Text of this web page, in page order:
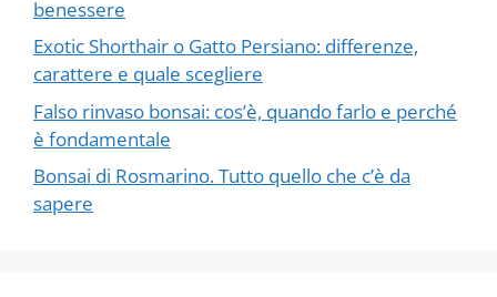
benessere
Exotic Shorthair o Gatto Persiano: differenze,
carattere e quale scegliere
Falso rinvaso bonsai: cos’è, quando farlo e perché
è fondamentale
Bonsai di Rosmarino. Tutto quello che c’è da
sapere